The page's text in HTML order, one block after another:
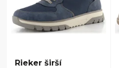
Rieker širší